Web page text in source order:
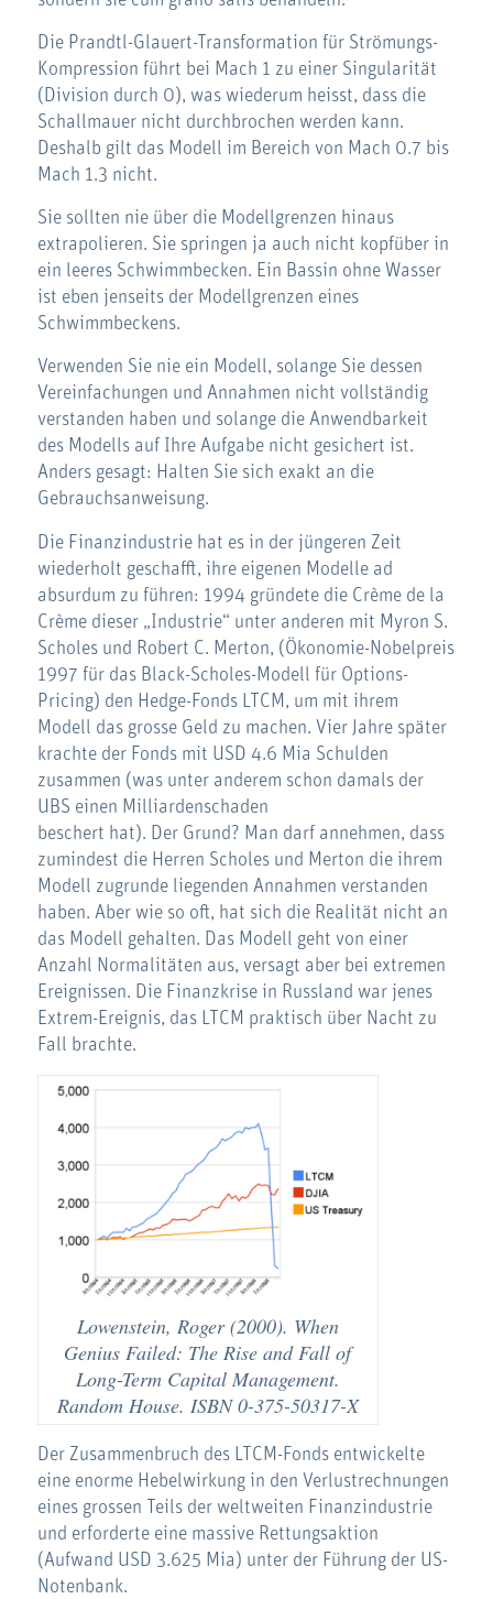
Die Prandtl-Glauert-Transformation für Strömungs-
Kompression führt bei Mach 1 zu einer Singularität
(Division durch 0), was wiederum heisst, dass die
Schallmauer nicht durchbrochen werden kann.
Deshalb gilt das Modell im Bereich von Mach 0.7 bis
Mach 1.3 nicht.
Sie sollten nie über die Modellgrenzen hinaus
extrapolieren. Sie springen ja auch nicht kopfüber in
ein leeres Schwimmbecken. Ein Bassin ohne Wasser
ist eben jenseits der Modellgrenzen eines
Schwimmbeckens.
Verwenden Sie nie ein Modell, solange Sie dessen
Vereinfachungen und Annahmen nicht vollständig
verstanden haben und solange die Anwendbarkeit
des Modells auf Ihre Aufgabe nicht gesichert ist.
Anders gesagt: Halten Sie sich exakt an die
Gebrauchsanweisung.
Die Finanzindustrie hat es in der jüngeren Zeit
wiederholt geschafft, ihre eigenen Modelle ad
absurdum zu führen: 1994 gründete die Crème de la
Crème dieser „Industrie“ unter anderen mit Myron S.
Scholes und Robert C. Merton, (Ökonomie-Nobelpreis
1997 für das Black-Scholes-Modell für Options-
Pricing) den Hedge-Fonds LTCM, um mit ihrem
Modell das grosse Geld zu machen. Vier Jahre später
krachte der Fonds mit USD 4.6 Mia Schulden
zusammen (was unter anderem schon damals der
UBS einen Milliardenschaden
beschert hat). Der Grund? Man darf annehmen, dass
zumindest die Herren Scholes und Merton die ihrem
Modell zugrunde liegenden Annahmen verstanden
haben. Aber wie so oft, hat sich die Realität nicht an
das Modell gehalten. Das Modell geht von einer
Anzahl Normalitäten aus, versagt aber bei extremen
Ereignissen. Die Finanzkrise in Russland war jenes
Extrem-Ereignis, das LTCM praktisch über Nacht zu
Fall brachte.
Lowenstein, Roger (2000). When
Genius Failed: The Rise and Fall of
Long-Term Capital Management.
Random House. ISBN 0-375-50317-X
Der Zusammenbruch des LTCM-Fonds entwickelte
eine enorme Hebelwirkung in den Verlustrechnungen
eines grossen Teils der weltweiten Finanzindustrie
und erforderte eine massive Rettungsaktion
(Aufwand USD 3.625 Mia) unter der Führung der US-
Notenbank.